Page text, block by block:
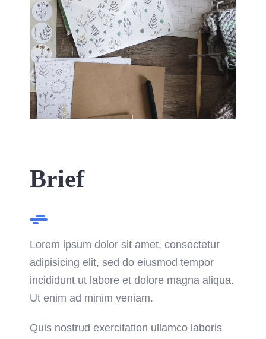
Brief
Lorem ipsum dolor sit amet, consectetur
adipisicing elit, sed do eiusmod tempor
incididunt ut labore et dolore magna aliqua.
Ut enim ad minim veniam.
Quis nostrud exercitation ullamco laboris